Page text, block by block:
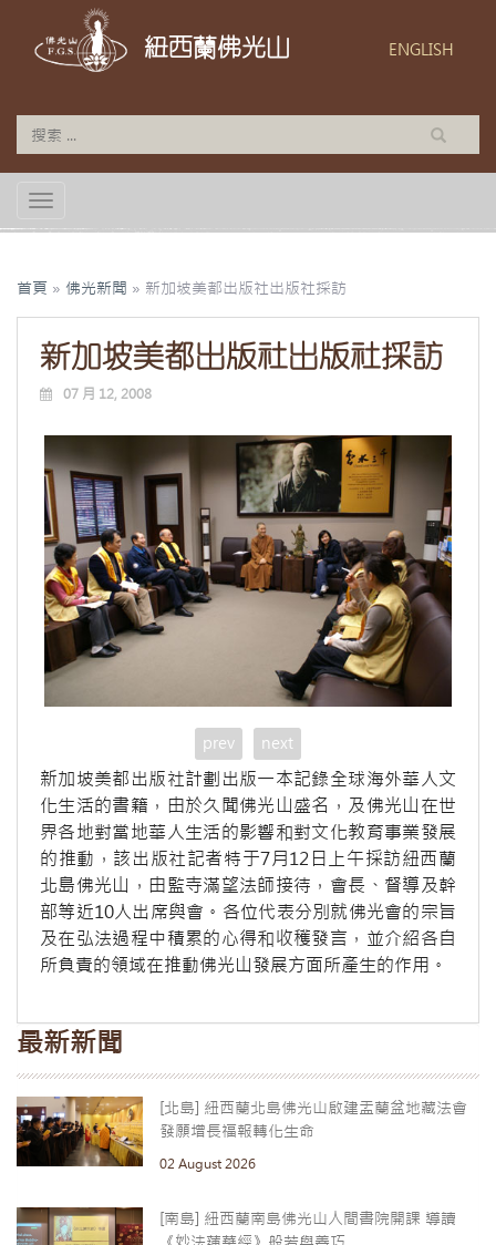
紐西蘭佛光山 ENGLISH
TOGGLE NAVIGATION
首頁 » 佛光新聞 » 新加坡美都出版社出版社採訪
新加坡美都出版社出版社採訪
07 月 12, 2008
prev next
新加坡美都出版社計劃出版一本記錄全球海外華人文
化生活的書籍，由於久聞佛光山盛名，及佛光山在世
界各地對當地華人生活的影響和對文化教育事業發展
的推動，該出版社記者特于7月12日上午採訪紐西蘭
北島佛光山，由監寺滿望法師接待，會長、督導及幹
部等近10人出席與會。各位代表分別就佛光會的宗旨
及在弘法過程中積累的心得和收穫發言，並介紹各自
所負責的領域在推動佛光山發展方面所產生的作用。
最新新聞
[北島] 紐西蘭北島佛光山啟建盂蘭盆地藏法會
發願增長福報轉化生命
02 August 2026
[南島] 紐西蘭南島佛光山人間書院開課 導讀